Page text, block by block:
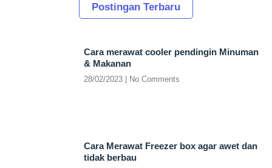
Postingan Terbaru
Cara merawat cooler pendingin Minuman
& Makanan
28/02/2023 No Comments
Cara Merawat Freezer box agar awet dan
tidak berbau